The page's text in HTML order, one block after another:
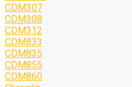
CDM307
CDM308
CDM312
CDM833
CDM835
CDM855
CDM860